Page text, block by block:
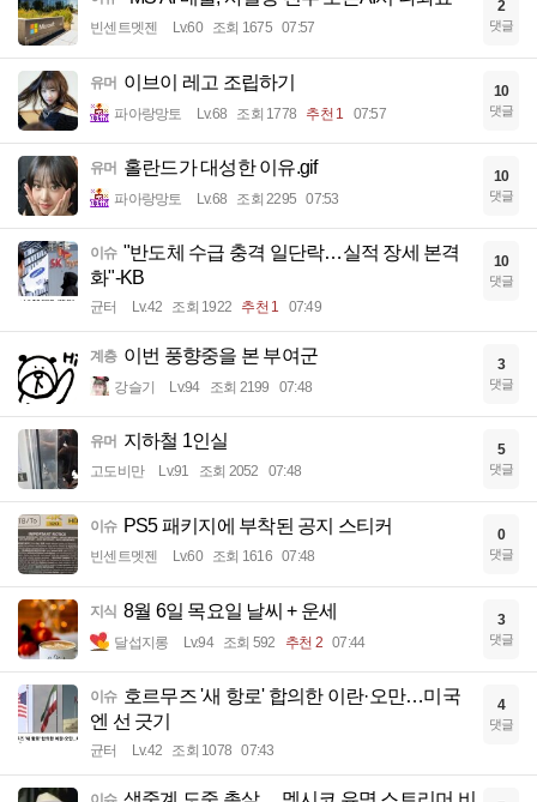
빈센트멧젠 Lv.60 조회 1675 07:57
2
댓글
유머 이브이 레고 조립하기
파아랑망토 Lv.68 조회 1778 추천 1 07:57
10
댓글
유머 홀란드가 대성한 이유.gif
파아랑망토 Lv.68 조회 2295 07:53
10
댓글
이슈 "반도체 수급 충격 일단락…실적 장세 본격
화"-KB
균터 Lv.42 조회 1922 추천 1 07:49
10
댓글
계층 이번 풍향중을 본 부여군
강슬기 Lv.94 조회 2199 07:48
3
댓글
유머 지하철 1인실
고도비만 Lv.91 조회 2052 07:48
5
댓글
이슈 PS5 패키지에 부착된 공지 스티커
빈센트멧젠 Lv.60 조회 1616 07:48
0
댓글
지식 8월 6일 목요일 날씨 + 운세
달섭지롱 Lv.94 조회 592 추천 2 07:44
3
댓글
이슈 호르무즈 '새 항로' 합의한 이란·오만…미국
엔 선 긋기
균터 Lv.42 조회 1078 07:43
4
댓글